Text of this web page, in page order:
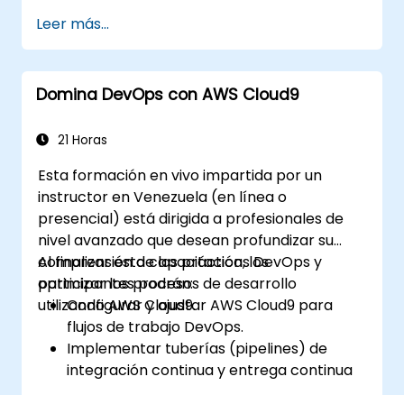
Crear, subir y ejecutar funciones de AWS
Lambda.
Integrar funciones de Lambda con
diferentes fuentes de eventos.
solucionar problemas de aplicaciones
Leer más...
Domina DevOps con AWS Cloud9
21 Horas
Esta formación en vivo impartida por un
instructor en Venezuela (en línea o
presencial) está dirigida a profesionales de
nivel avanzado que desean profundizar su
comprensión de las prácticas DevOps y
optimizar los procesos de desarrollo
utilizando AWS Cloud9.
Al finalizar esta capacitación, los
participantes podrán:
Configurar y ajustar AWS Cloud9 para
flujos de trabajo DevOps.
Implementar tuberías (pipelines) de
integración continua y entrega continua